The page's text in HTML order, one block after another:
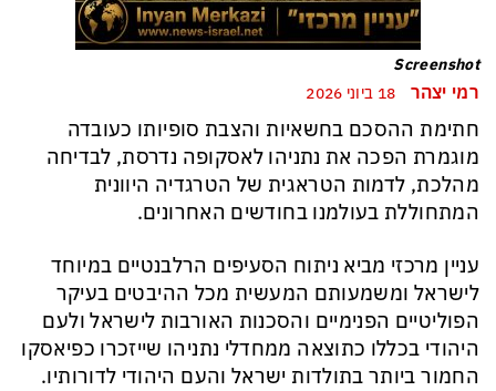
Screenshot
רמי יצהר
חתימת ההסכם בחשאיות והצבת סופיותו כעובדה
מוגמרת הפכה את נתניהו לאסקופה נדרסת, לבדיחה
מהלכת, לדמות הטראגית של הטרגדיה היוונית
המתחוללת בעולמנו בחודשים האחרונים.
עניין מרכזי מביא ניתוח הסעיפים הרלבנטיים במיוחד
לישראל ומשמעותם המעשית מכל ההיבטים בעיקר
הפוליטיים הפנימיים והסכנות האורבות לישראל ולעם
היהודי בכללו כתוצאה ממחדלי נתניהו שייזכרו כפיאסקו
החמור ביותר בתולדות ישראל והעם היהודי לדורותיו.